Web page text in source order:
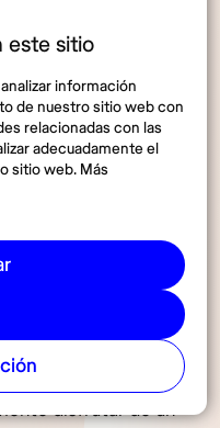
este sitio
información
de nuestro sitio web con
relacionadas con las
adecuadamente el
sitio web. Más
ofrece.
gratuito puede ser
que buscan
eres freelancer o
ocasional. Sin
de algunas
espacios de pago,
24/7, seguridad y
de estas
son perfectos
ambiente, trabajar
disfrutar de un